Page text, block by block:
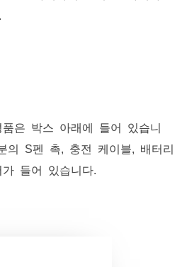
은 박스 아래에 들어 있습니
의 S펜 촉, 충전 케이블, 배터리
들어 있습니다.